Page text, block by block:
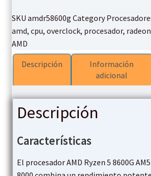
AMD
CPU
Radeon
760M
SKU amdr58600g Category
amd, cpu, overclock, procesador, radeon
AMD
Descripción
Información
adicional
Descripción
Características
El procesador AMD Ryzen 5 8600G